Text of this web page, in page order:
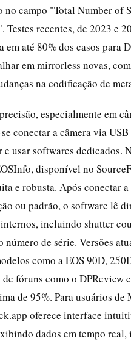
no campo "Total Number of
Testes recentes, de 2023 e
em até 80% dos casos para
em mirrorless novas,
na codificação de
especialmente em
conectar a câmera via USB
e usar softwares dedicados.
disponível no
e robusta. Após conectar
ou padrão, o software lê
incluindo shutter
número de série. Versões
como a EOS 90D,
fóruns como o DPReview
de 95%. Para usuários de
oferece interface
dados em tempo